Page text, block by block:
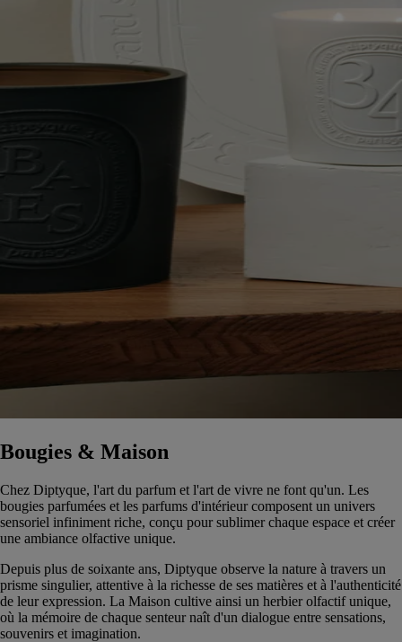
Bougies & Maison
Chez Diptyque, l'art du parfum et l'art de vivre ne font qu'un. Les
bougies parfumées et les parfums d'intérieur composent un univers
sensoriel infiniment riche, conçu pour sublimer chaque espace et créer
une ambiance olfactive unique.
Depuis plus de soixante ans, Diptyque observe la nature à travers un
prisme singulier, attentive à la richesse de ses matières et à l'authenticité
de leur expression. La Maison cultive ainsi un herbier olfactif unique,
où la mémoire de chaque senteur naît d'un dialogue entre sensations,
souvenirs et imagination.